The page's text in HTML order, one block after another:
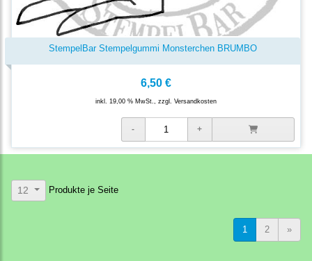
StempelBar Stempelgummi Monsterchen BRUMBO
6,50 €
inkl. 19,00 % MwSt., zzgl. Versandkosten
12 Produkte je Seite
1 2 »